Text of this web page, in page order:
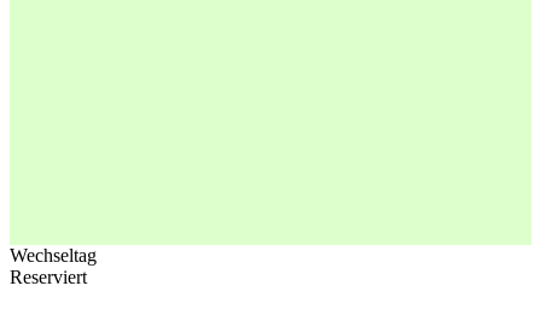
Wechseltag
Reserviert